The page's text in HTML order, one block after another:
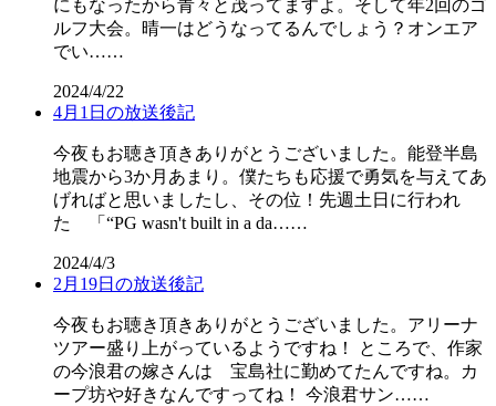
にもなったから青々と茂ってますよ。そして年2回のゴ
ルフ大会。晴一はどうなってるんでしょう？オンエア
でい……
2024/4/22
4月1日の放送後記
今夜もお聴き頂きありがとうございました。能登半島
地震から3か月あまり。僕たちも応援で勇気を与えてあ
げればと思いましたし、その位！先週土日に行われ
た 「“PG wasn't built in a da……
2024/4/3
2月19日の放送後記
今夜もお聴き頂きありがとうございました。アリーナ
ツアー盛り上がっているようですね！ ところで、作家
の今浪君の嫁さんは 宝島社に勤めてたんですね。カ
ープ坊や好きなんですってね！ 今浪君サン……